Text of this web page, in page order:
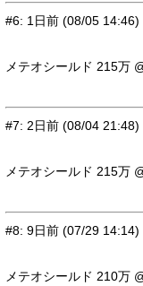
#6: 1日前 (08/05 14:46)
メテオシールド 215万
#7: 2日前 (08/04 21:48)
メテオシールド 215万
#8: 9日前 (07/29 14:14)
メテオシールド 210万